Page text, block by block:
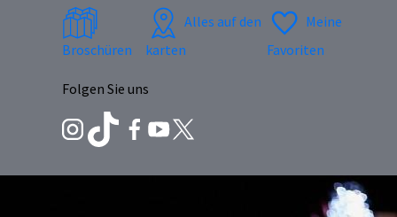
Broschüren
Alles auf den
karten
Meine
Favoriten
Folgen Sie uns